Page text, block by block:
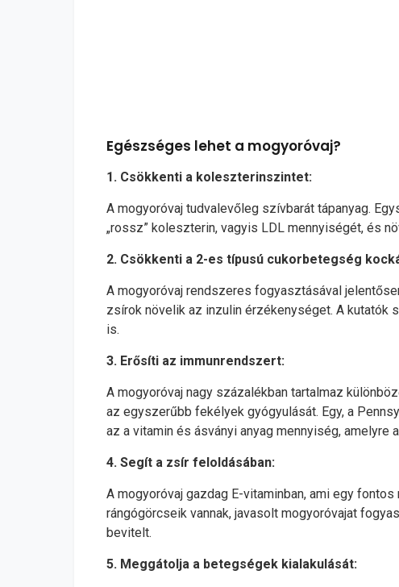
Egészséges lehet a mogyoróvaj?
1. Csökkenti a koleszterinszintet:
A mogyoróvaj tudvalevőleg szívbarát tápanyag.
„rossz” koleszterin, vagyis LDL mennyiségét, és
2. Csökkenti a 2-es típusú cukorbetegség
A mogyoróvaj rendszeres fogyasztásával
zsírok növelik az inzulin érzékenységet. A kutatók
is.
3. Erősíti az immunrendszert:
A mogyoróvaj nagy százalékban tartalmaz
az egyszerűbb fekélyek gyógyulását. Egy, a
az a vitamin és ásványi anyag mennyiség, amelyre
4. Segít a zsír feloldásában:
A mogyoróvaj gazdag E-vitaminban, ami egy
rángógörcseik vannak, javasolt mogyoróvajat
bevitelt.
5. Meggátolja a betegségek kialakulását: